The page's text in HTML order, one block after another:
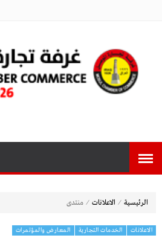
الرئيسية ⁄ الاعلانات ⁄ منتدى
الاعلانات الخدمات التجارية المعارض والمؤتمرات